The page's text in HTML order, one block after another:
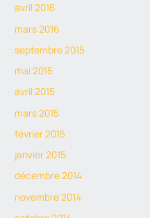
avril 2016
mars 2016
septembre 2015
mai 2015
avril 2015
mars 2015
février 2015
janvier 2015
décembre 2014
novembre 2014